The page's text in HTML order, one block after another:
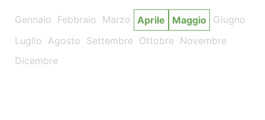
Gennaio Febbraio Marzo Aprile Maggio
Giugno
Luglio Agosto Settembre Ottobre Novembre
Dicembre